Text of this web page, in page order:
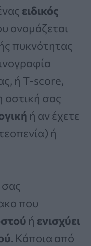
ειδικός
ονομάζεται
πυκνότητας
ή T-score,
οστική σας
ή αν έχετε
ή
σας
που
ή ενισχύει
. Κάποια από